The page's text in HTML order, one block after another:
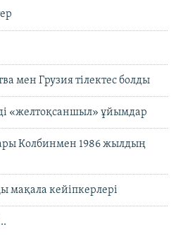
мен Грузия тілектес болды
«желтоқсаншыл» ұйымдар
Колбинмен 1986 жылдың
мақала кейіпкерлері